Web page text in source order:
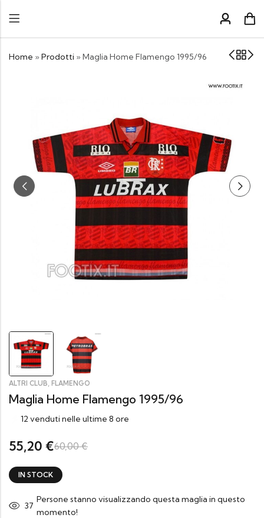
Home » Prodotti » Maglia Home Flamengo 1995/96
ALTRI CLUB, FLAMENGO
Maglia Home Flamengo 1995/96
12 venduti nelle ultime 8 ore
55,20 €60,00€
IN STOCK
37
Persone stanno visualizzando questa maglia in questo
momento!